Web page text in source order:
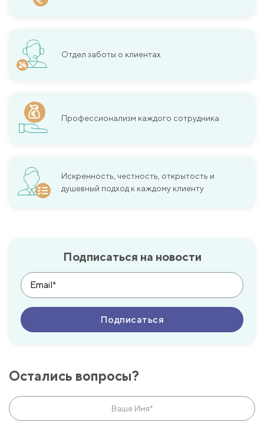
Отдел заботы о клиентах
Профессионализм каждого сотрудника
Искренность, честность, открытость и
душевный подход к каждому клиенту
Подписаться на новости
Остались вопросы?